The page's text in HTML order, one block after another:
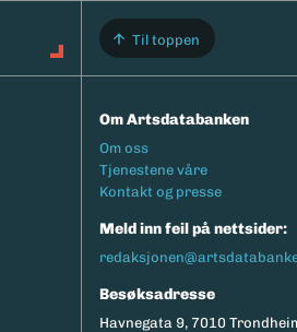
Til toppen
Om Artsdatabanken
Footermeny
Om oss
Tjenestene våre
Kontakt og presse
Meld inn feil på nettsider:
Besøksadresse
Havnegata 9, 7010